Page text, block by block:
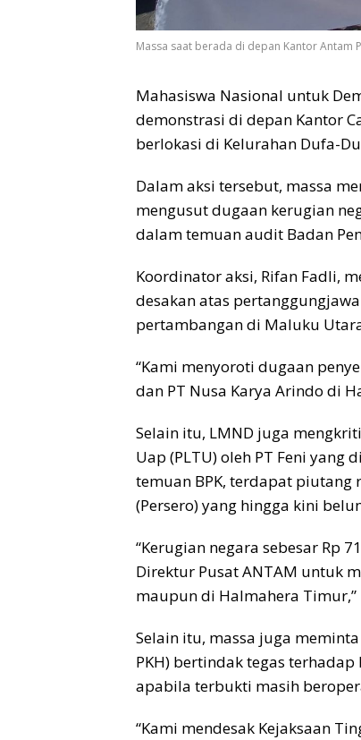
Massa saat berada di depan Kantor Antam
Mahasiswa Nasional untuk
demonstrasi di depan Kantor
berlokasi di Kelurahan Dufa-
Dalam aksi tersebut, massa
mengusut dugaan kerugian
dalam temuan audit Badan
Koordinator aksi, Rifan Fadli,
desakan atas
pertambangan di Maluku
“Kami menyoroti dugaan
dan PT Nusa Karya Arindo di
Selain itu, LMND juga
Uap (PLTU) oleh PT Feni
temuan BPK, terdapat piutang
(Persero) yang hingga kini
“Kerugian negara sebesar Rp
Direktur Pusat ANTAM untuk
maupun di Halmahera Timur,”
Selain itu, massa juga
PKH) bertindak tegas
apabila terbukti masih
“Kami mendesak Kejaksaan